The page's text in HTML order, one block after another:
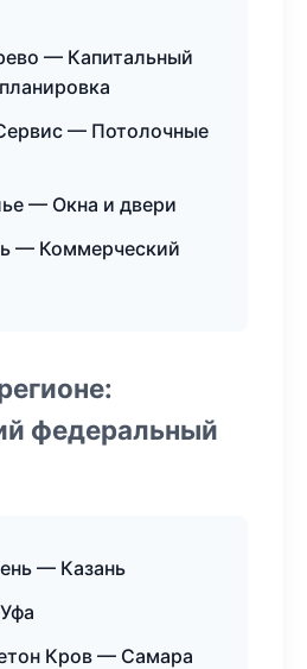
— Капитальный
— Потолочные
— Окна и двери
— Коммерческий
федеральный
— Казань
Кров — Самара